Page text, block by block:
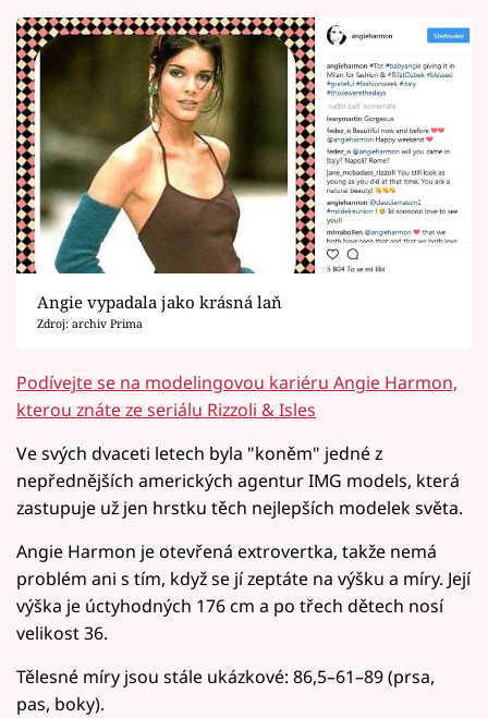
Angie vypadala jako krásná laň
Zdroj: archiv Prima
Podívejte se na modelingovou kariéru Angie Harmon,
kterou znáte ze seriálu Rizzoli & Isles
Ve svých dvaceti letech byla "koněm" jedné z
nepřednějších amerických agentur IMG models, která
zastupuje už jen hrstku těch nejlepších modelek světa.
Angie Harmon je otevřená extrovertka, takže nemá
problém ani s tím, když se jí zeptáte na výšku a míry. Její
výška je úctyhodných 176 cm a po třech dětech nosí
velikost 36.
Tělesné míry jsou stále ukázkové: 86,5–61–89 (prsa,
pas, boky).